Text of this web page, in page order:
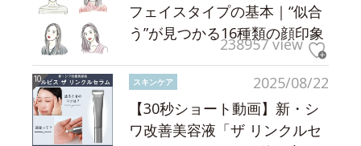
フェイスタイプの基本｜“似合
う”が見つかる16種類の顔印象
238957 view
2025/08/22
スキンケア
【30秒ショート動画】新・シ
ワ改善美容液「ザ リンクルセ